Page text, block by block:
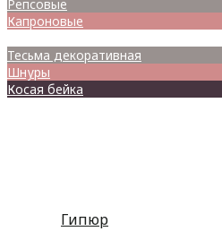
Репсовые
Капроновые
Тесьма декоративная
Шнуры
Косая бейка
Гипюр